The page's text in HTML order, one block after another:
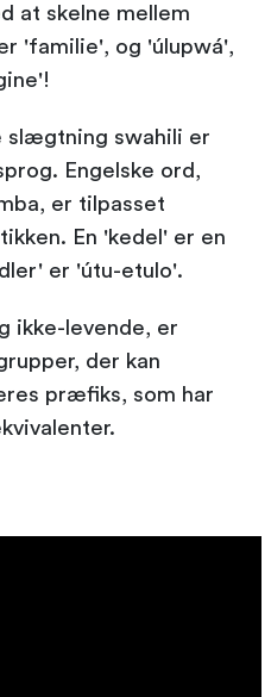
at skelne mellem
'familie', og 'úlupwá',
slægtning swahili er
Engelske ord,
er tilpasset
En 'kedel' er en
er 'útu-etulo'.
ikke-levende, er
der kan
præfiks, som har